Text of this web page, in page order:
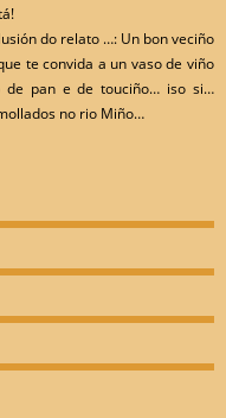
do relato …: Un bon veciño
te convida a un vaso de viño
de pan e de touciño… iso si…
no rio Miño…